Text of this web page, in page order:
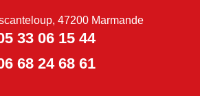
47200 Marmande
33 06 15 44
68 24 68 61